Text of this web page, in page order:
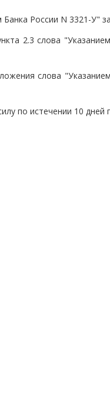
России N 3321-У"
2.3 слова
слова
по истечении 10